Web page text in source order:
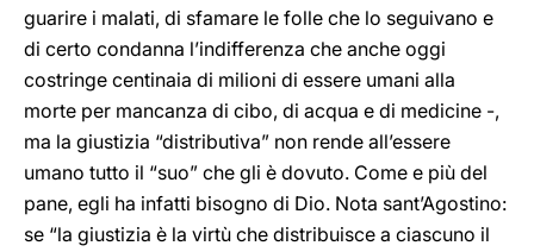
guarire i malati, di sfamare le folle che lo seguivano e
di certo condanna l’indifferenza che anche oggi
costringe centinaia di milioni di essere umani alla
morte per mancanza di cibo, di acqua e di medicine -,
ma la giustizia “distributiva” non rende all’essere
umano tutto il “suo” che gli è dovuto. Come e più del
pane, egli ha infatti bisogno di Dio. Nota sant’Agostino:
se “la giustizia è la virtù che distribuisce a ciascuno il